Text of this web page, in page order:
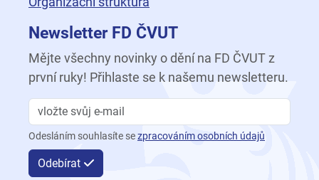
Newsletter FD ČVUT
Mějte všechny novinky o dění na FD ČVUT z
první ruky! Přihlaste se k našemu newsletteru.
Odesláním souhlasíte sezpracováním osobních údajů
Odebírat